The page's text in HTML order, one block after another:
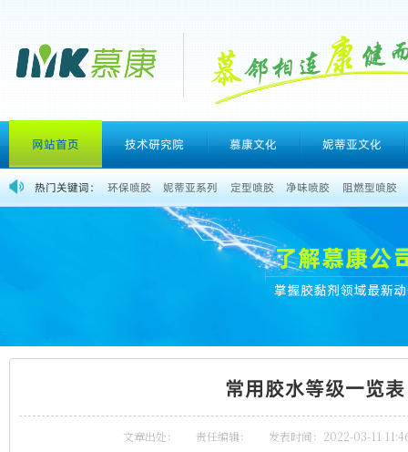
网站首页 技术研究院 慕康文化 妮蒂亚文化
热门关键词： 环保喷胶 妮蒂亚系列 定型喷胶 净味喷胶 阻燃型喷胶
常用胶水等级一览表
文章出处： 责任编辑： 发表时间：2022-03-11